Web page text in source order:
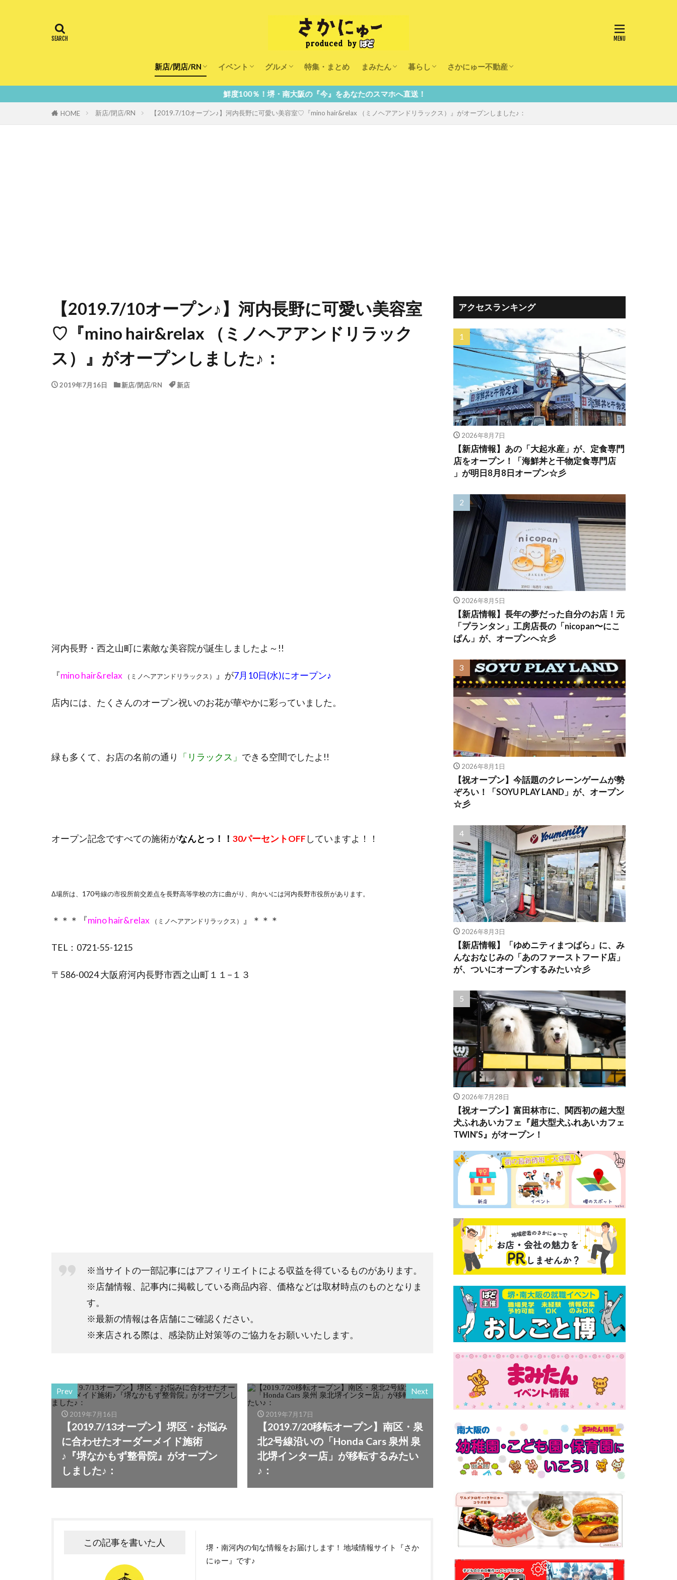
新店/閉店/RN イベント
キッズ
グルメ
ランチ
カフェ
特集・まとめ まみたん
まみたんイベント・おでかけ
習い事・キャンペーン
幼稚園・こども園・保育園
暮らし
医療
美容・健康
大人の習い事
キッズ
子供の教育
子供の習い事
おしごと
さかにゅー不動産
鮮度100％！堺・南大阪の『今』をあなたのスマホへ直送！
HOME 新店/閉店/RN 【2019.7/10オープン♪】河内長野に可愛い美容室♡『mino hair&relax （ミノヘアアンドリラックス）』がオープンしました♪：
【2019.7/10オープン♪】河内長野に可愛い美容室
♡『mino hair&relax （ミノヘアアンドリラック
ス）』がオープンしました♪：
2019年7月16日 新店/閉店/RN 新店
河内長野・西之山町に素敵な美容院が誕生しましたよ～!!
『mino hair&relax （ミノヘアアンドリラックス） 』が7月10日(水)にオープン♪
店内には、たくさんのオープン祝いのお花が華やかに彩っていました。
緑も多くて、お店の名前の通り 「リラックス」 できる空間でしたよ!!
オープン記念ですべての施術がなんとっ！！ 30パーセントOFF していますよ！！
Δ場所は、170号線の市役所前交差点を長野高等学校の方に曲がり、向かいには河内長野市役所があります。
＊＊＊『mino hair&relax （ミノヘアアンドリラックス） 』＊＊＊
TEL：0721-55-1215
〒586-0024 大阪府河内長野市西之山町１１−１３
※当サイトの一部記事にはアフィリエイトによる収益を得ているものがあります。
※店舗情報、記事内に掲載している商品内容、価格などは取材時点のものとなりま
す。
※最新の情報は各店舗にご確認ください。
※来店される際は、感染防止対策等のご協力をお願いいたします。
Prev
2019年7月16日
【2019.7/13オープン】堺区・お悩み
に合わせたオーダーメイド施術
♪『堺なかもず整骨院』がオープン
しました♪：
Next
2019年7月17日
【2019.7/20移転オープン】南区・泉
北2号線沿いの「Honda Cars 泉州 泉
北堺インター店」が移転するみたい
♪：
この記事を書いた人
堺・南河内の旬な情報をお届けします！ 地域情報サイト『さか
にゅー』です♪
アクセスランキング
2026年8月7日
【新店情報】あの「大起水産」が、定食専門
店をオープン！「海鮮丼と干物定食専門店
」が明日8月8日オープン☆彡
2026年8月5日
【新店情報】長年の夢だった自分のお店！元
「プランタン」工房店長の「nicopan〜にこ
ぱん」が、オープンへ☆彡
2026年8月1日
【祝オープン】今話題のクレーンゲームが勢
ぞろい！「SOYU PLAY LAND」が、オープン
☆彡
2026年8月3日
【新店情報】「ゆめニティまつばら」に、み
んなおなじみの「あのファーストフード店」
が、ついにオープンするみたい☆彡
2026年7月28日
【祝オープン】富田林市に、関西初の超大型
犬ふれあいカフェ『超大型犬ふれあいカフェ
TWIN’S』がオープン！